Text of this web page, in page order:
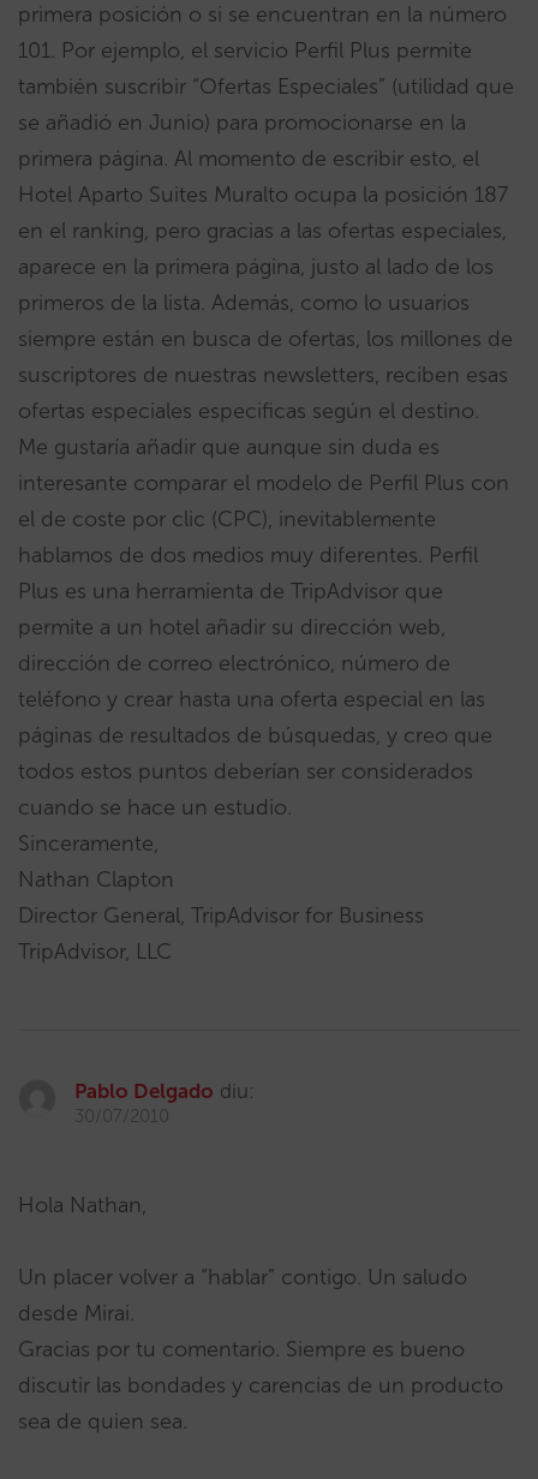
primera posición o si se encuentran en la número
101. Por ejemplo, el servicio Perfil Plus permite
también suscribir “Ofertas Especiales” (utilidad que
se añadió en Junio) para promocionarse en la
primera página. Al momento de escribir esto, el
Hotel Aparto Suites Muralto ocupa la posición 187
en el ranking, pero gracias a las ofertas especiales,
aparece en la primera página, justo al lado de los
primeros de la lista. Además, como lo usuarios
siempre están en busca de ofertas, los millones de
suscriptores de nuestras newsletters, reciben esas
ofertas especiales especificas según el destino.
Me gustaría añadir que aunque sin duda es
interesante comparar el modelo de Perfil Plus con
el de coste por clic (CPC), inevitablemente
hablamos de dos medios muy diferentes. Perfil
Plus es una herramienta de TripAdvisor que
permite a un hotel añadir su dirección web,
dirección de correo electrónico, número de
teléfono y crear hasta una oferta especial en las
páginas de resultados de búsquedas, y creo que
todos estos puntos deberían ser considerados
cuando se hace un estudio.
Sinceramente,
Nathan Clapton
Director General, TripAdvisor for Business
TripAdvisor, LLC
Pablo Delgado diu:
30/07/2010
Hola Nathan,
Un placer volver a “hablar” contigo. Un saludo
desde Mirai.
Gracias por tu comentario. Siempre es bueno
discutir las bondades y carencias de un producto
sea de quien sea.